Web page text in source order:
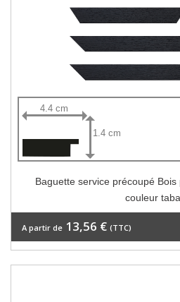
4.4 cm
1.4 cm
Baguette service précoupé
couleur
A partir de 13,56 € (TTC)